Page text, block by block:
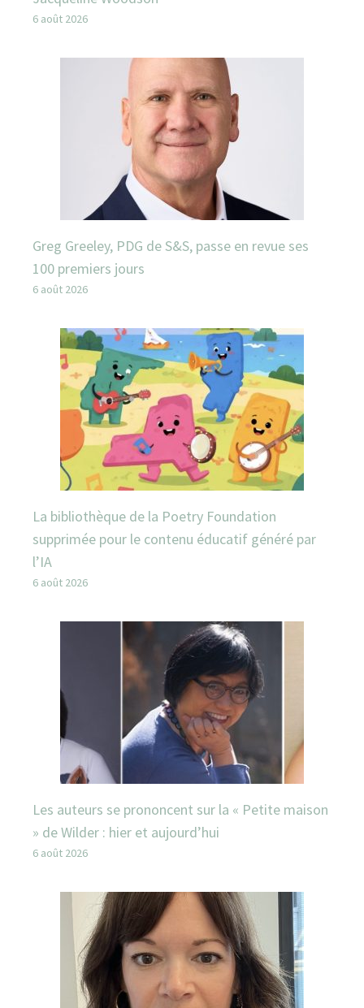
6 août 2026
Greg Greeley, PDG de S&S, passe en revue ses
100 premiers jours
6 août 2026
La bibliothèque de la Poetry Foundation
supprimée pour le contenu éducatif généré par
l’IA
6 août 2026
Les auteurs se prononcent sur la « Petite maison
» de Wilder : hier et aujourd’hui
6 août 2026